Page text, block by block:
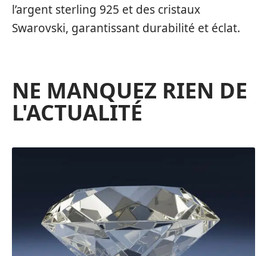
l’argent sterling 925 et des cristaux
Swarovski, garantissant durabilité et éclat.
NE MANQUEZ RIEN DE
L'ACTUALITÉ